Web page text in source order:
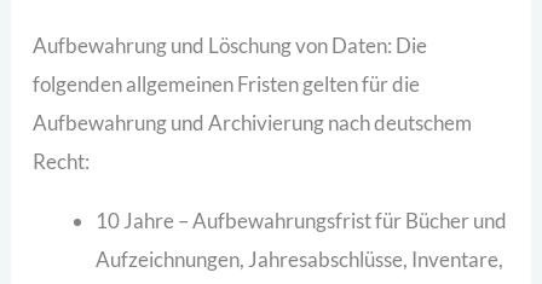
Aufbewahrung und Löschung von Daten: Die
folgenden allgemeinen Fristen gelten für die
Aufbewahrung und Archivierung nach deutschem
Recht:
10 Jahre – Aufbewahrungsfrist für Bücher und
Aufzeichnungen, Jahresabschlüsse, Inventare,